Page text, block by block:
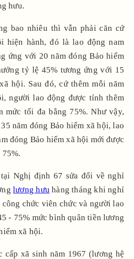
hưu.
bao nhiêu thì vẫn phải căn cứ
hiện hành, đó là lao động nam
ứng với 20 năm đóng Bảo hiểm
tỷ lệ 45% tương ứng với 15
hội. Sau đó, cứ thêm mỗi năm
người lao động được tính thêm
mức tối đa bằng 75%. Như vậy,
năm đóng Bảo hiểm xã hội, lao
đóng Bảo hiểm xã hội mới được
Nghị định 67 sửa đổi về nghỉ
lương hưu hàng tháng khi nghỉ
chức viên chức và người lao
- 75% mức bình quân tiền lương
xã hội.
cấp xã sinh năm 1967 (lương hệ